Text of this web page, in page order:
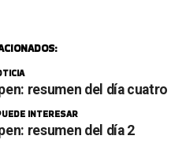
resumen del día cuatro
INTERESAR
resumen del día 2